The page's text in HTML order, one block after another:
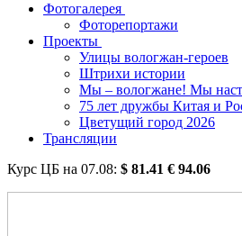
Фотогалерея
Фоторепортажи
Проекты
Улицы вологжан-героев
Штрихи истории
Мы – вологжане! Мы
75 лет дружбы Китая и
Цветущий город 2026
Трансляции
Курс ЦБ на 07.08: $ 81.41 € 94.06